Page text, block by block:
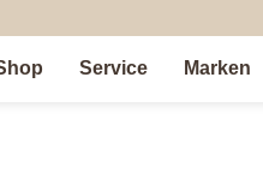
Service Marken